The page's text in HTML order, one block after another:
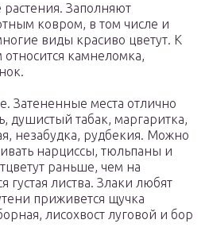
Заполняют
ковром, в том числе и
виды красиво цветут. К
камнеломка,
Затененные места отлично
душистый табак, маргаритка,
незабудка, рудбекия. Можно
нарциссы, тюльпаны и
раньше, чем на
густая листва. Злаки любят
приживется щучка
лисохвост луговой и бор